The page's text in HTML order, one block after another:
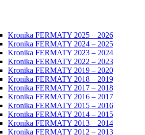
Kronika FERMATY 2025 – 2026
Kronika FERMATY 2024 – 2025
Kronika FERMATY 2023 – 2024
Kronika FERMATY 2022 – 2023
Kronika FERMATY 2019 – 2020
Kronika FERMATY 2018 – 2019
Kronika FERMATY 2017 – 2018
Kronika FERMATY 2016 – 2017
Kronika FERMATY 2015 – 2016
Kronika FERMATY 2014 – 2015
Kronika FERMATY 2013 – 2014
Kronika FERMATY 2012 – 2013